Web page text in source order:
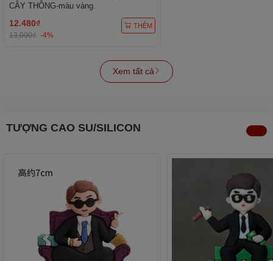
CÂY THÔNG-màu vàng.
12.480₫
13.000₫ -4%
THÊM
Xem tất cả
TƯỢNG CAO SU/SILICON